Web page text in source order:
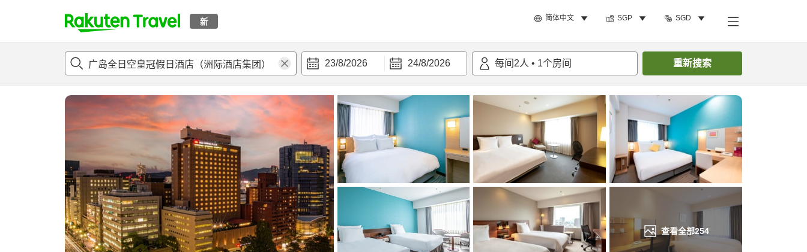
新 简体中文 SGP SGD
t
p
a
e
a
r
c
h
23/8/2026 24/8/2026 每间 2人 • 1个房间 重新搜索
查看全部254
概况 客房及住宿套餐评论设施 搜索客房